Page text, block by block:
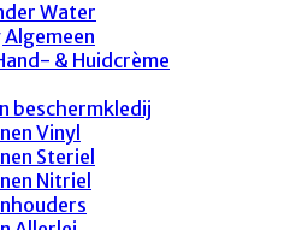
Water
& Huidcrème
beschermkledij
Vinyl
Steriel
Nitriel